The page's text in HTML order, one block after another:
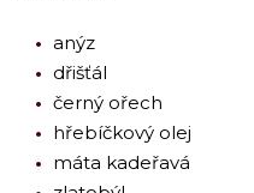
anýz
dřišťál
černý ořech
hřebíčkový olej
máta kadeřavá